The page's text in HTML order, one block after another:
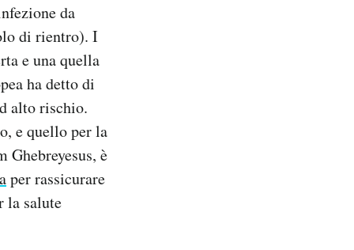
da
di rientro). I
e una quella
ha detto di
alto rischio.
e quello per la
è
per rassicurare
la salute